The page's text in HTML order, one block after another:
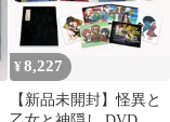
¥8,227
【新品未開封】怪異と